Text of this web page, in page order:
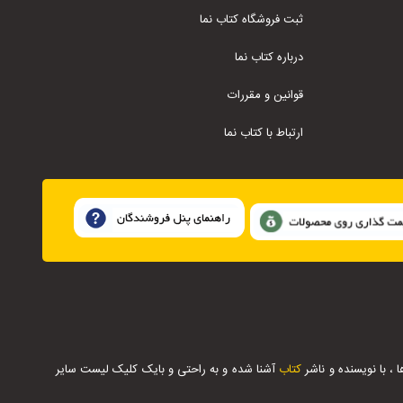
ثبت فروشگاه کتاب نما
درباره کتاب نما
قوانین و مقررات
ارتباط با کتاب نما
با نویسنده و ناشرکتابآشنا شده و به راحتی و بایک کلیک لیست سایر